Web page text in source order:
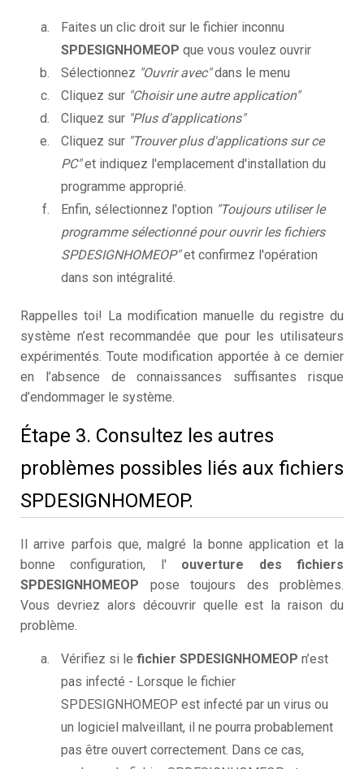
Faites un clic droit sur le fichier inconnu
SPDESIGNHOMEOP que vous voulez ouvrir
Sélectionnez "Ouvrir avec"dans le menu
Cliquez sur "Choisir une autre application"
Cliquez sur "Plus d'applications"
Cliquez sur "Trouver plus d'applications sur ce
PC"et indiquez l'emplacement d'installation du
programme approprié.
Enfin, sélectionnez l'option "Toujours utiliser le
programme sélectionné pour ouvrir les fichiers
SPDESIGNHOMEOP"et confirmez l'opération
dans son intégralité.
Rappelles toi! La modification manuelle du registre du
système n’est recommandée que pour les utilisateurs
expérimentés. Toute modification apportée à ce dernier
en l’absence de connaissances suffisantes risque
d’endommager le système.
Étape 3. Consultez les autres
problèmes possibles liés aux fichiers
SPDESIGNHOMEOP.
Il arrive parfois que, malgré la bonne application et la
bonne configuration, l' ouverture des fichiers
SPDESIGNHOMEOP pose toujours des problèmes.
Vous devriez alors découvrir quelle est la raison du
problème.
Vérifiez si le fichier SPDESIGNHOMEOP n’est
pas infecté - Lorsque le fichier
SPDESIGNHOMEOP est infecté par un virus ou
un logiciel malveillant, il ne pourra probablement
pas être ouvert correctement. Dans ce cas,